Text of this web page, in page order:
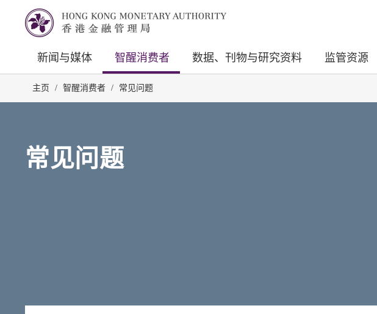
新闻与媒体 智醒消费者 数据、刊物与研究资料 监管资源
主页 / 智醒消费者 / 常见问题
常见问题